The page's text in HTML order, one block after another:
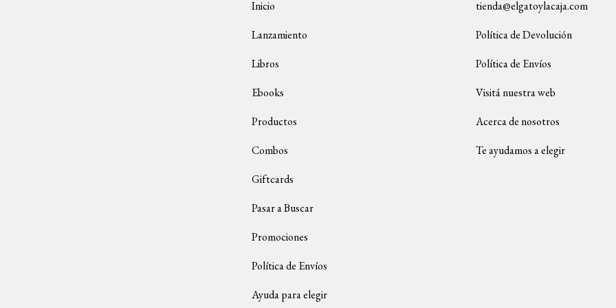
Inicio
Lanzamiento
Libros
Ebooks
Productos
Combos
Giftcards
Pasar a Buscar
Promociones
Política de Envíos
Ayuda para elegir
tienda@elgatoylacaja.com
Política de Devolución
Política de Envíos
Visitá nuestra web
Acerca de nosotros
Te ayudamos a elegir